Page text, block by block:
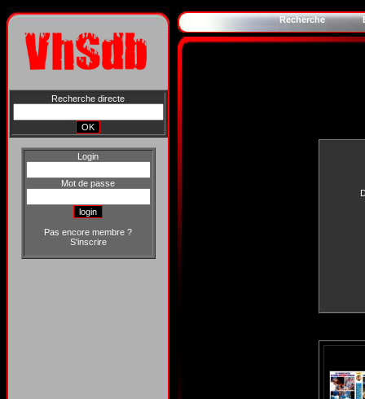
Recherche directe
Login
Mot de passe
Pas encore membre ?
S'inscrire
Recherche